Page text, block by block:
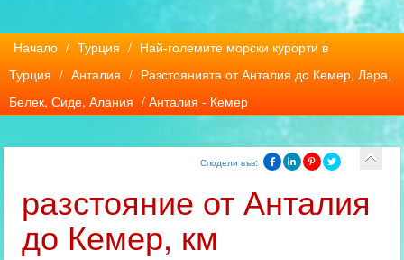
Начало / Турция / Най-големите морски курорти в
Турция / Анталия / Разстоянията от Анталия до Кемер, Лара,
Белек, Сиде, Алания / Анталия - Кемер
Сподели във:
разстояние от Анталия
до Кемер, км